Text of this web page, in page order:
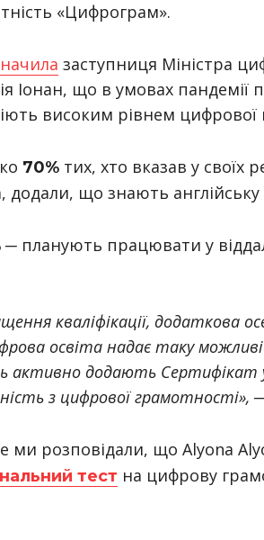
«Цифрограм».
заступниця Міністра
Іонан, що в умовах пандемії
високим рівнем цифрової
70% тих, хто вказав у своїх
додали, що знають
─ планують працювати у
кваліфікації, додаткова
освіта надає таку
активно додають Сертифікат
з цифрової грамотності»,
ми розповідали, що Alyona
тест на цифрову